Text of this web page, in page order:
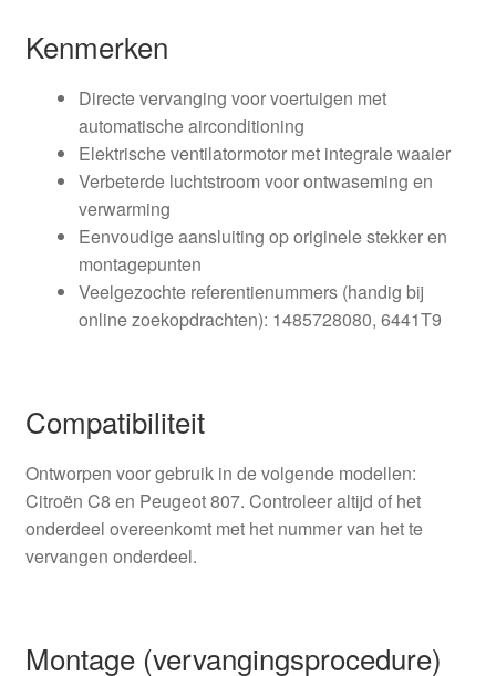
Kenmerken
Directe vervanging voor voertuigen met
automatische airconditioning
Elektrische ventilatormotor met integrale waaier
Verbeterde luchtstroom voor ontwaseming en
verwarming
Eenvoudige aansluiting op originele stekker en
montagepunten
Veelgezochte referentienummers (handig bij
online zoekopdrachten): 1485728080, 6441T9
Compatibiliteit
Ontworpen voor gebruik in de volgende modellen:
Citroën C8 en Peugeot 807. Controleer altijd of het
onderdeel overeenkomt met het nummer van het te
vervangen onderdeel.
Montage (vervangingsprocedure)